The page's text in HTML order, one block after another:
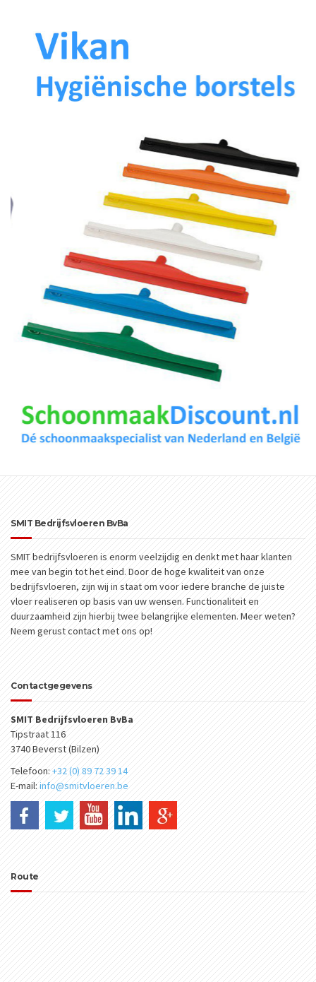
SMIT Bedrijfsvloeren BvBa
SMIT bedrijfsvloeren is enorm veelzijdig en denkt met haar klanten
mee van begin tot het eind. Door de hoge kwaliteit van onze
bedrijfsvloeren, zijn wij in staat om voor iedere branche de juiste
vloer realiseren op basis van uw wensen. Functionaliteit en
duurzaamheid zijn hierbij twee belangrijke elementen. Meer weten?
Neem gerust contact met ons op!
Contactgegevens
SMIT Bedrijfsvloeren BvBa
Tipstraat 116
3740 Beverst (Bilzen)
Telefoon: +32 (0) 89 72 39 14
E-mail: info@smitvloeren.be
Route